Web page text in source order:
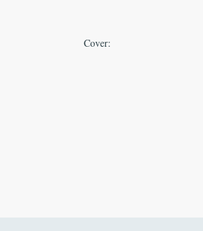
Cover: